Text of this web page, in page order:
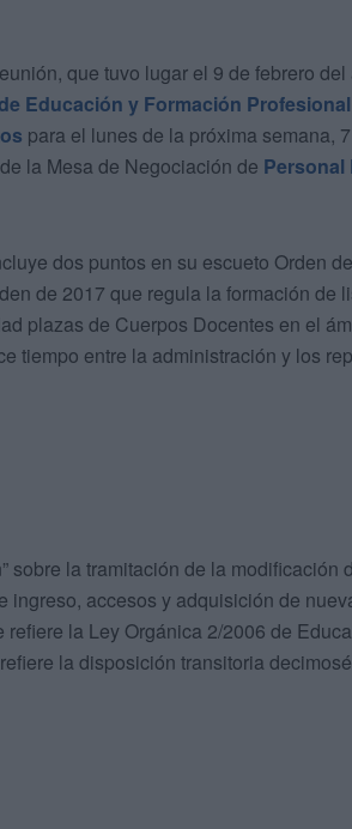
que tuvo lugar el 9 de febrero
Educación y Formación Profesional
para el lunes de la próxima semana,
la Mesa de Negociación de Personal
dos puntos en su escueto Orden
de 2017 que regula la formación de
plazas de Cuerpos Docentes en el
tiempo entre la administración y los
sobre la tramitación de la modificación
ingreso, accesos y adquisición de
la Ley Orgánica 2/2006 de
la disposición transitoria